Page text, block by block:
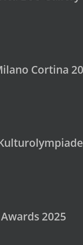
Cortina
2025